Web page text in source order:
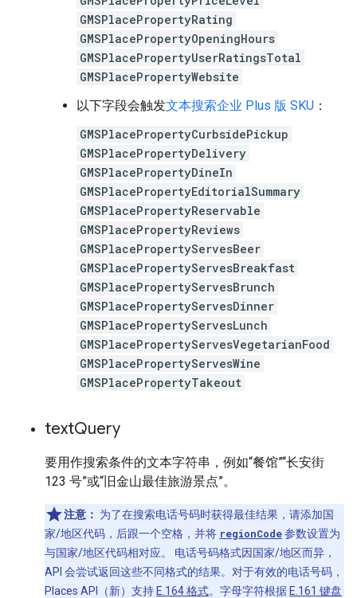
GMSPlacePropertyRating
GMSPlacePropertyOpeningHours
GMSPlacePropertyUserRatingsTotal
GMSPlacePropertyWebsite
以下字段会触发文本搜索企业 Plus 版 SKU ：
GMSPlacePropertyCurbsidePickup
GMSPlacePropertyDelivery
GMSPlacePropertyDineIn
GMSPlacePropertyEditorialSummary
GMSPlacePropertyReservable
GMSPlacePropertyReviews
GMSPlacePropertyServesBeer
GMSPlacePropertyServesBreakfast
GMSPlacePropertyServesBrunch
GMSPlacePropertyServesDinner
GMSPlacePropertyServesLunch
GMSPlacePropertyServesVegetarianFood
GMSPlacePropertyServesWine
GMSPlacePropertyTakeout
textQuery
要用作搜索条件的文本字符串，例如“餐馆”“长安街
123 号”或“旧金山最佳旅游景点”。
注意： 为了在搜索电话号码时获得最佳结果，请添加国
家/地区代码，后跟一个空格，并将 regionCode参数设置为
与国家/地区代码相对应。 电话号码格式因国家/地区而异，
API 会尝试返回这些不同格式的结果。对于有效的电话号码，
Places API（新）支持 E.164 格式。字母字符根据 E.161 键盘